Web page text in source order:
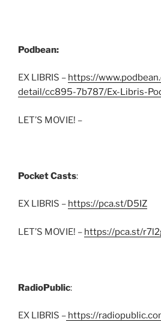
Podbean:
EX LIBRIS – https://
detail/cc895-7b787/Ex-Libris-
LET’S MOVIE! –
Pocket Casts:
EX LIBRIS – https://pca.st/D5IZ
LET’S MOVIE! – https://pca.st/
RadioPublic:
EX LIBRIS – https://